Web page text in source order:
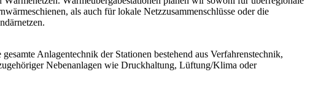
als auch für lokale Netzzusammenschlüsse oder die
Anlagentechnik der Stationen bestehend aus Verfahrenstechnik,
Nebenanlagen wie Druckhaltung, Lüftung/Klima oder